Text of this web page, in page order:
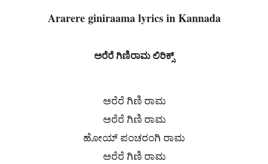
Ararere giniraama lyrics in Kannada
ಅರೆರೆ ಗಿಣಿರಾಮ ಲಿರಿಕ್ಸ್
ಅರೆರೆ ಗಿಣಿ ರಾಮ
ಅರೆರೆ ಗಿಣಿ ರಾಮ
ಹೋಯ್ ಪಂಚರಂಗಿ ರಾಮ
ಅರೆರೆ ಗಿಣಿ ರಾಮ